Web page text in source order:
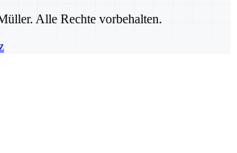
Alle Rechte vorbehalten.